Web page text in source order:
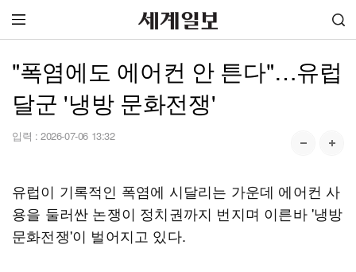
"폭염에도 에어컨 안 튼다"…유럽
달군 '냉방 문화전쟁'
입력 : 2026-07-06 13:32
유럽이 기록적인 폭염에 시달리는 가운데 에어컨 사
용을 둘러싼 논쟁이 정치권까지 번지며 이른바 '냉방
문화전쟁'이 벌어지고 있다.